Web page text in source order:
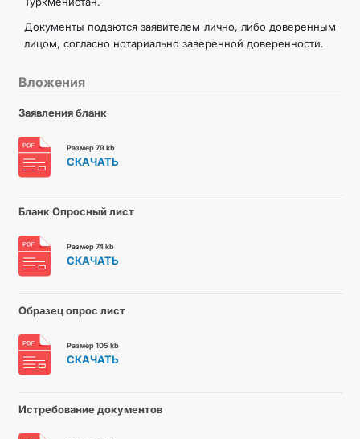
Документы подаются заявителем лично, либо доверенным
лицом, согласно нотариально заверенной доверенности.
Вложения
Заявления бланк
Размер 79 kb
СКАЧАТЬ
Бланк Опросный лист
Размер 74 kb
СКАЧАТЬ
Образец опрос лист
Размер 105 kb
СКАЧАТЬ
Истребование документов